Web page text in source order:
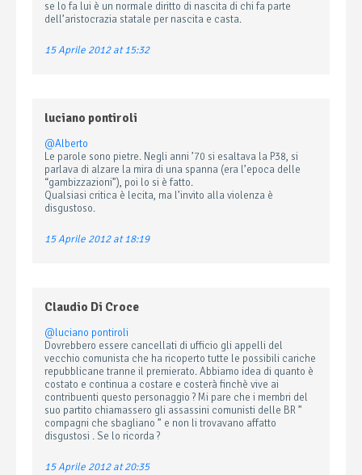
se lo fa lui è un normale diritto di nascita di chi fa parte
dell’aristocrazia statale per nascita e casta.
15 Aprile 2012 at 15:32
luciano pontiroli
@Alberto
Le parole sono pietre. Negli anni ’70 si esaltava la P38, si
parlava di alzare la mira di una spanna (era l’epoca delle
“gambizzazioni”), poi lo si è fatto.
Qualsiasi critica è lecita, ma l’invito alla violenza è
disgustoso.
15 Aprile 2012 at 18:19
Claudio Di Croce
@luciano pontiroli
Dovrebbero essere cancellati di ufficio gli appelli del
vecchio comunista che ha ricoperto tutte le possibili cariche
repubblicane tranne il premierato. Abbiamo idea di quanto è
costato e continua a costare e costerà finchè vive ai
contribuenti questo personaggio ? Mi pare che i membri del
suo partito chiamassero gli assassini comunisti delle BR ”
compagni che sbagliano ” e non li trovavano affatto
disgustosi . Se lo ricorda ?
15 Aprile 2012 at 20:35